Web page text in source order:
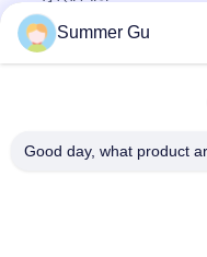
Summer Gu
Good day, what product